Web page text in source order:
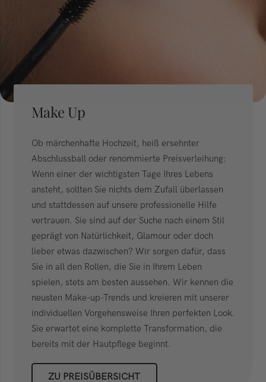
Make Up
Ob märchenhafte Hochzeit, heiß ersehnter
Abschlussball oder renommierte Preisverleihung:
Wenn einer der wichtigsten Tage Ihres Lebens
ansteht, sollten Sie nichts dem Zufall überlassen
und stattdessen auf unsere professionelle Hilfe
vertrauen. Sie sind auf der Suche nach einem Stil
geprägt von Natürlichkeit, Glamour oder doch
lieber etwas dazwischen? Wir sorgen dafür, dass
Sie in all den Rollen, die Sie in Ihrem Leben
spielen, stets am besten aussehen. Wir kennen die
neusten Make-up-Trends und kreieren mit unserer
individuellen Vorgehensweise Ihren perfekten Look.
Sie erwartet eine komplette Transformation, die
bereits mit der Hautpflege beginnt.
ZU PREISÜBERSICHT